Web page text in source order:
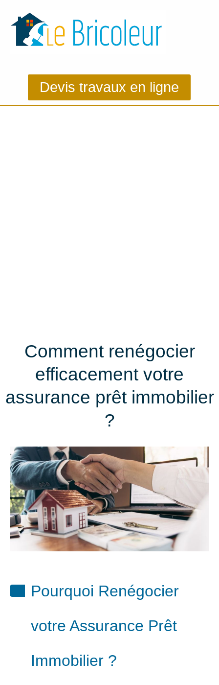
Devis travaux en ligne
Comment renégocier
efficacement votre
assurance prêt immobilier
?
Pourquoi Renégocier
votre Assurance Prêt
Immobilier ?